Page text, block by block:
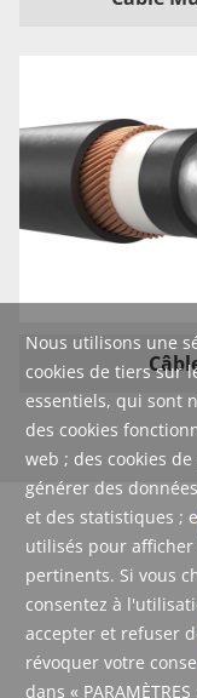
Nous utilisons une
cookies de tiers sur
essentiels, qui sont
des cookies
web ; des cookies
générer des
et des statistiques ;
utilisés pour
pertinents. Si vous
consentez à
accepter et refuser
révoquer votre
dans «